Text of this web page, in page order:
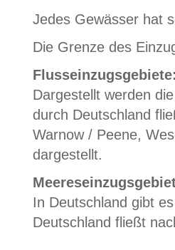
Jedes Gewässer hat
Die Grenze des
Dargestellt werden
durch Deutschland
Warnow / Peene,
dargestellt.
In Deutschland gibt
Deutschland fließt